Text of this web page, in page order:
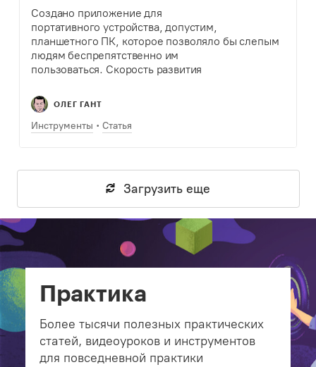
Создано приложение для
портативного устройства, допустим,
планшетного ПК, которое позволяло бы слепым
людям беспрепятственно им
пользоваться. Скорость развития
что многие перестают пользоваться обычными
компьютерами. Слабовидящие люди также не
должны быть исключением, которым
автоматической строкой Брайля,
пользоваться клавиатурой. Почему бы…
ОЛЕГ ГАНТ
Инструменты Статья
Загрузить еще
Практика
Более тысячи полезных практических
статей, видеоуроков и инструментов
для повседневной практики